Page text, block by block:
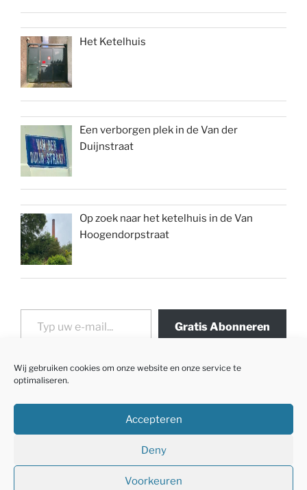
Wij gebruiken cookies om onze website en onze service te
optimaliseren.
Accepteren
Deny
Voorkeuren
Het Ketelhuis
Een verborgen plek in de Van der
Duijnstraat
Op zoek naar het ketelhuis in de Van
Hoogendorpstraat
Typ uw e-mail...
Gratis Abonneren